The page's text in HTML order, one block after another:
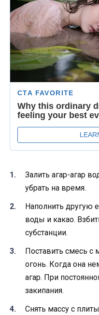
Залить агар-агар
убрать на время.
Наполнить другую
воды и какао.
субстанции.
Поставить смесь с
огонь. Когда она
агар. При
закипания.
Снять массу с